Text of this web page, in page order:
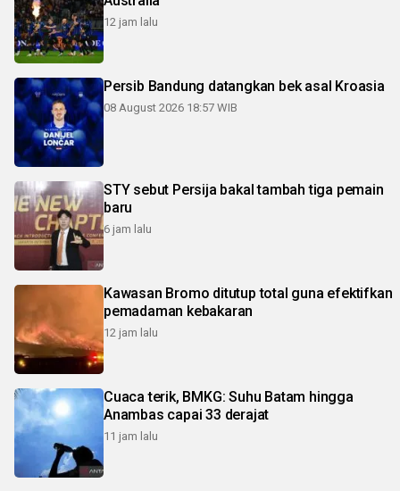
12 jam lalu
Persib Bandung datangkan bek asal Kroasia
08 August 2026 18:57 WIB
STY sebut Persija bakal tambah tiga pemain
baru
6 jam lalu
Kawasan Bromo ditutup total guna efektifkan
pemadaman kebakaran
12 jam lalu
Cuaca terik, BMKG: Suhu Batam hingga
Anambas capai 33 derajat
11 jam lalu